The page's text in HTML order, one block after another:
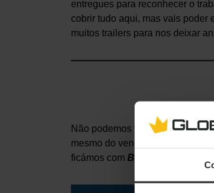
entregues para reconhecer o
cobrir tudo aqui, mas vais poder
muitos trailers para nos deixar
Não podemos falar sobre o The
mesmo do vencedor ser
ficámos com Blue Prince